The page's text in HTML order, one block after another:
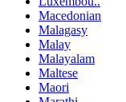
Macedonian
Malagasy
Malay
Malayalam
Maltese
Maori